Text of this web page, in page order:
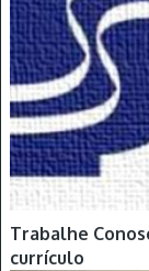
Trabalhe
currículo